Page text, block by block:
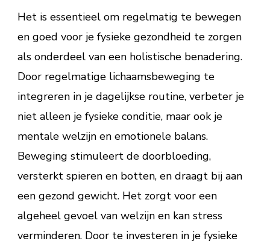
Het is essentieel om regelmatig te bewegen
en goed voor je fysieke gezondheid te zorgen
als onderdeel van een holistische benadering.
Door regelmatige lichaamsbeweging te
integreren in je dagelijkse routine, verbeter je
niet alleen je fysieke conditie, maar ook je
mentale welzijn en emotionele balans.
Beweging stimuleert de doorbloeding,
versterkt spieren en botten, en draagt bij aan
een gezond gewicht. Het zorgt voor een
algeheel gevoel van welzijn en kan stress
verminderen. Door te investeren in je fysieke